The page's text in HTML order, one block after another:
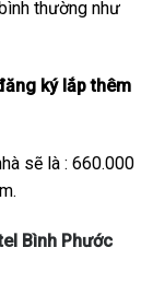
thường như
ký lắp thêm
sẽ là : 660.000
Bình Phước